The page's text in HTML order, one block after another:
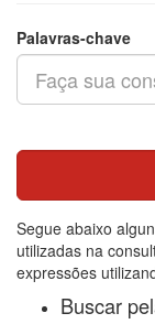
Palavras-chave
Segue abaixo
utilizadas na
expressões
Buscar